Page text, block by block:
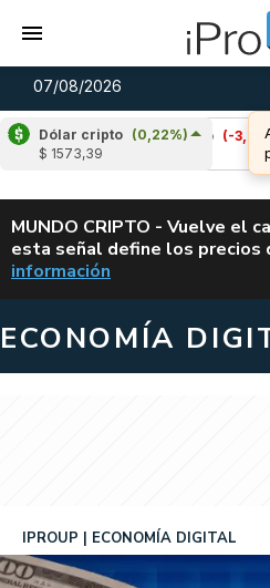
07/08/2026
Dólar cripto (0,22%)
$ 1573,39
Cardano (-3,26%)
ALERTA
MUNDO CRIPTO - Vuelve el
esta señal define los precios
información
ECONOMÍA
IPROUP ECONOMÍA DIGITAL